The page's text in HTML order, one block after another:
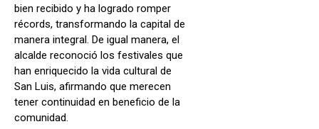
bien recibido y ha logrado romper
récords, transformando la capital de
manera integral. De igual manera, el
alcalde reconoció los festivales que
han enriquecido la vida cultural de
San Luis, afirmando que merecen
tener continuidad en beneficio de la
comunidad.